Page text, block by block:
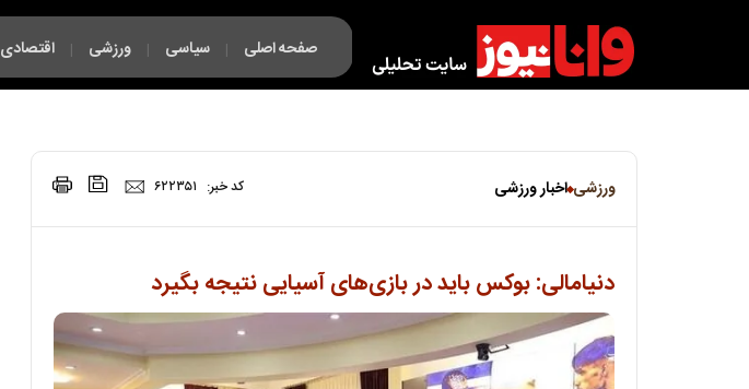
صفحه اصلی | سیاسی | ورزشی | اقتصادی
فکت لایف |
ورزشی اخبار ورزشی کد خبر: ۶۲۲۳۵۱
دنیامالی: بوکس باید در بازی‌های آسیایی نتیجه بگیرد